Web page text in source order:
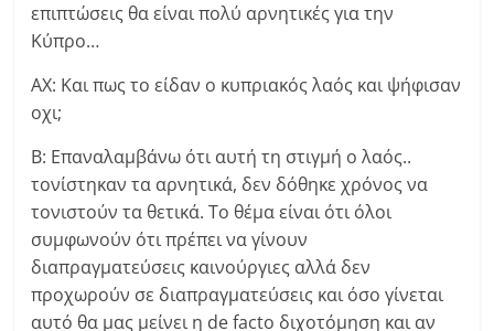
επιπτώσεις θα είναι πολύ αρνητικές για την
Κύπρο…
ΑΧ: Και πως το είδαν ο κυπριακός λαός και ψήφισαν
οχι;
Β: Επαναλαμβάνω ότι αυτή τη στιγμή ο λαός..
τονίστηκαν τα αρνητικά, δεν δόθηκε χρόνος να
τονιστούν τα θετικά. Το θέμα είναι ότι όλοι
συμφωνούν ότι πρέπει να γίνουν
διαπραγματεύσεις καινούργιες αλλά δεν
προχωρούν σε διαπραγματεύσεις και όσο γίνεται
αυτό θα μας μείνει η de facto διχοτόμηση και αν